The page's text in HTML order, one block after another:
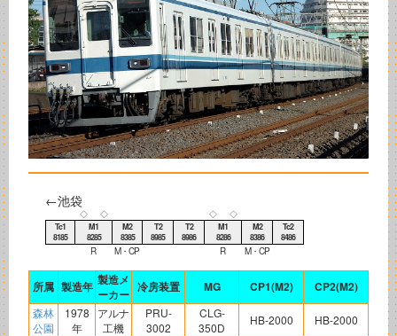
←池袋
◇ ◇ ◇ ◇
Tc1
8185
M1
8285
M2
8385
T2
8985
T2
8986
M1
8286
M2
8386
Tc2
8486
R M・CP R M・CP
所属 製造年 製造メ
ーカー 冷房装置 MG CP1(M2) CP2(M2)
森林
公園
1978
年
アルナ
工機
PRU-
3002
CLG-
350D
HB-2000 HB-2000